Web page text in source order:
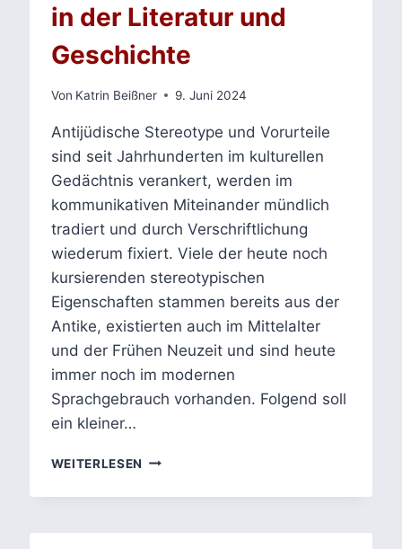
in der Literatur und
Geschichte
Von Katrin Beißner 9. Juni 2024
Antijüdische Stereotype und Vorurteile
sind seit Jahrhunderten im kulturellen
Gedächtnis verankert, werden im
kommunikativen Miteinander mündlich
tradiert und durch Verschriftlichung
wiederum fixiert. Viele der heute noch
kursierenden stereotypischen
Eigenschaften stammen bereits aus der
Antike, existierten auch im Mittelalter
und der Frühen Neuzeit und sind heute
immer noch im modernen
Sprachgebrauch vorhanden. Folgend soll
ein kleiner…
WEITERLESEN ANTIJÜDISCHE
IN